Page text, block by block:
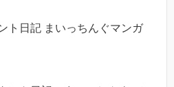
ト日記 まいっちんぐマンガ